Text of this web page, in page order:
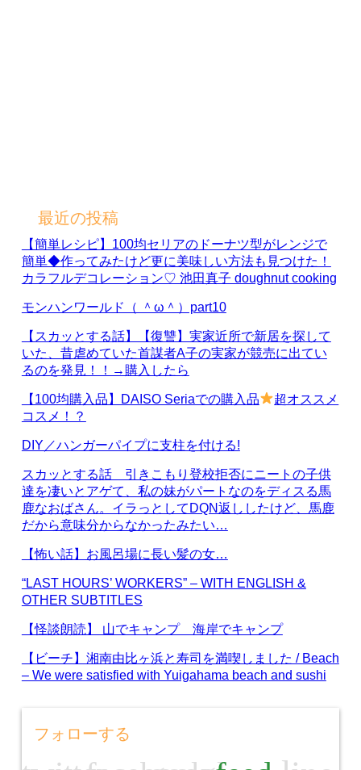
最近の投稿
【簡単レシピ】100均セリアのドーナツ型がレンジで
簡単◆作ってみたけど更に美味しい方法も見つけた！
カラフルデコレーション♡ 池田真子 doughnut cooking
モンハンワールド（ ＾ω＾）part10
【スカッとする話】【復讐】実家近所で新居を探して
いた、昔虐めていた首謀者A子の実家が競売に出てい
るのを発見！！→購入したら
【100均購入品】DAISO Seriaでの購入品
超オススメ
コスメ！？
DIY／ハンガーパイプに支柱を付ける!
スカッとする話 引きこもり登校拒否にニートの子供
達を凄いとアゲて、私の妹がパートなのをディスる馬
鹿なおばさん。イラっとしてDQN返ししたけど、馬鹿
だから意味分からなかったみたい…
【怖い話】お風呂場に長い髪の女…
“LAST HOURS’ WORKERS” – WITH ENGLISH &
OTHER SUBTITLES
【怪談朗読】 山でキャンプ 海岸でキャンプ
【ビーチ】湘南由比ヶ浜と寿司を満喫しました / Beach
– We were satisfied with Yuigahama beach and sushi
フォローする